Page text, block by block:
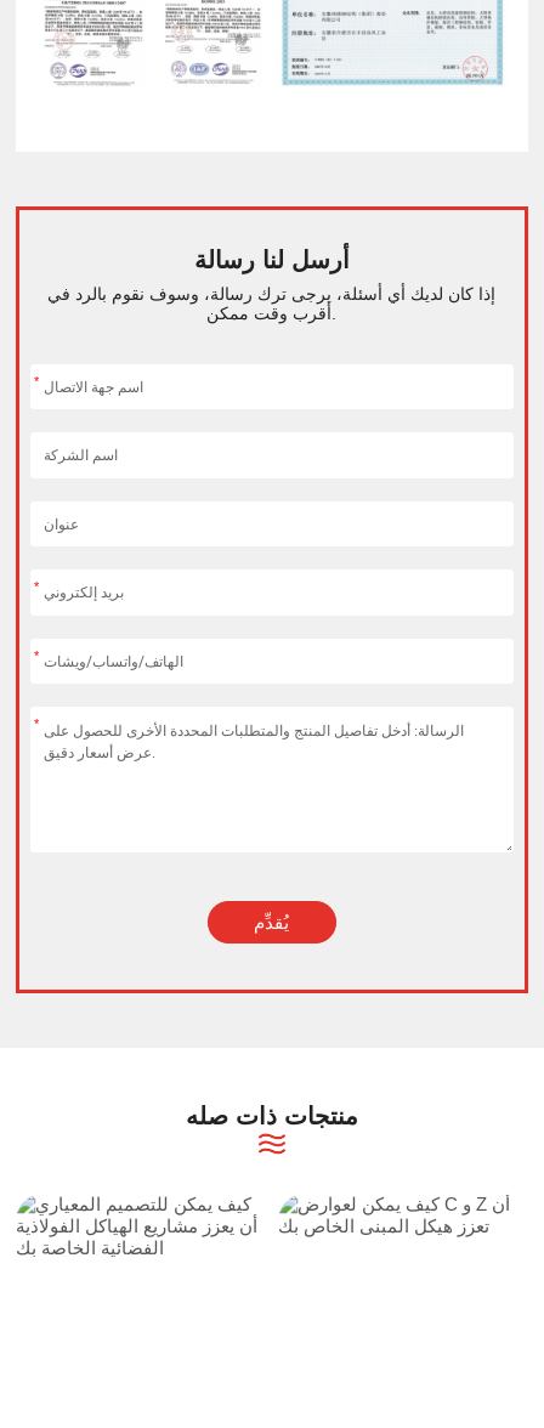
أرسل لنا رسالة
إذا كان لديك أي أسئلة، يرجى ترك رسالة، وسوف نقوم بالرد في
*
*
*
*
يُقدِّم
منتجات ذات صله